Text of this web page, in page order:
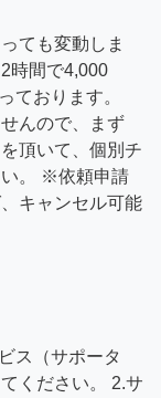
ても変動しま
時間で4,000
ております。
んので、まず
頂いて、個別チ
い。 ※依頼申請
キャンセル可能
ス（サポータ
ください。 2.サ